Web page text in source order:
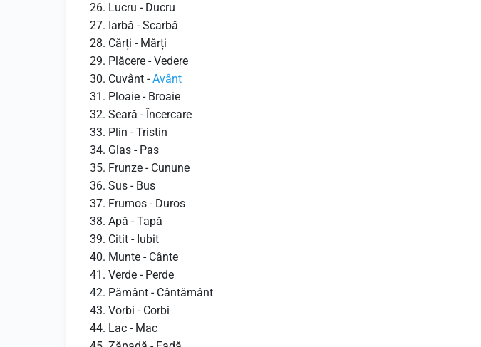
Lucru - Ducru
Iarbă - Scarbă
Cărți - Mărți
Plăcere - Vedere
Cuvânt -Avânt
Ploaie - Broaie
Seară - Încercare
Plin - Tristin
Glas - Pas
Frunze - Cunune
Sus - Bus
Frumos - Duros
Apă - Tapă
Citit - Iubit
Munte - Cânte
Verde - Perde
Pământ - Cântământ
Vorbi - Corbi
Lac - Mac